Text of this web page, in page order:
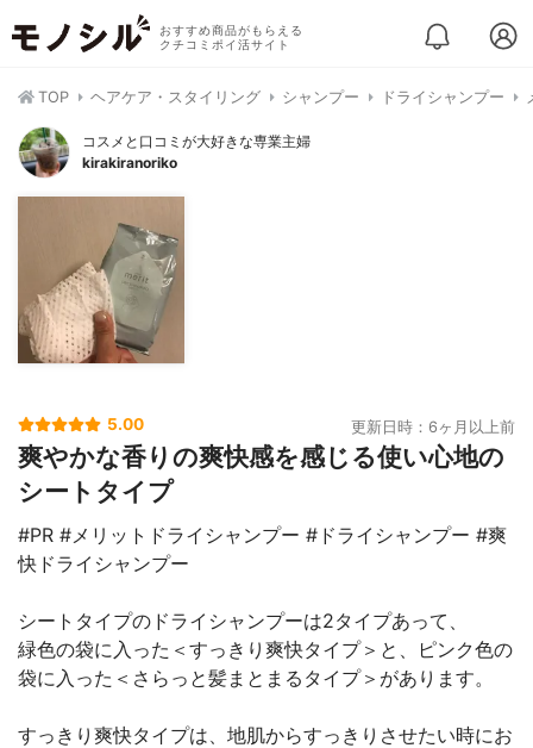
おすすめ商品がもらえる
クチコミポイ活サイト
TOP ヘアケア・スタイリング シャンプー ドライシャンプー
コスメと口コミが大好きな専業主婦
kirakiranoriko
5.00 更新日時：6ヶ月以上前
爽やかな香りの爽快感を感じる使い心地の
シートタイプ
#PR #メリットドライシャンプー #ドライシャンプー #爽
快ドライシャンプー
シートタイプのドライシャンプーは2タイプあって、
緑色の袋に入った＜すっきり爽快タイプ＞と、ピンク色の
袋に入った＜さらっと髪まとまるタイプ＞があります。
すっきり爽快タイプは、地肌からすっきりさせたい時にお